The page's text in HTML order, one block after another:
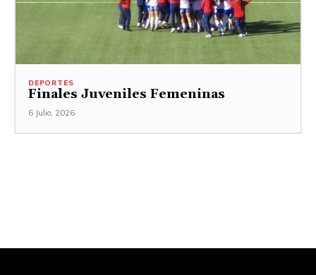
DEPORTES
Finales Juveniles Femeninas
6 Julio, 2026